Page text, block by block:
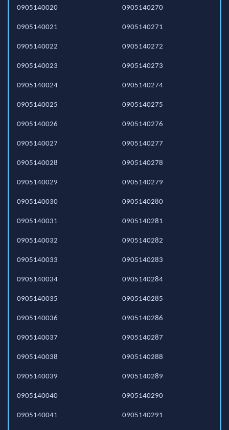
0905140020
0905140021
0905140022
0905140023
0905140024
0905140025
0905140026
0905140027
0905140028
0905140029
0905140030
0905140031
0905140032
0905140033
0905140034
0905140035
0905140036
0905140037
0905140038
0905140039
0905140040
0905140041
0905140270
0905140271
0905140272
0905140273
0905140274
0905140275
0905140276
0905140277
0905140278
0905140279
0905140280
0905140281
0905140282
0905140283
0905140284
0905140285
0905140286
0905140287
0905140288
0905140289
0905140290
0905140291